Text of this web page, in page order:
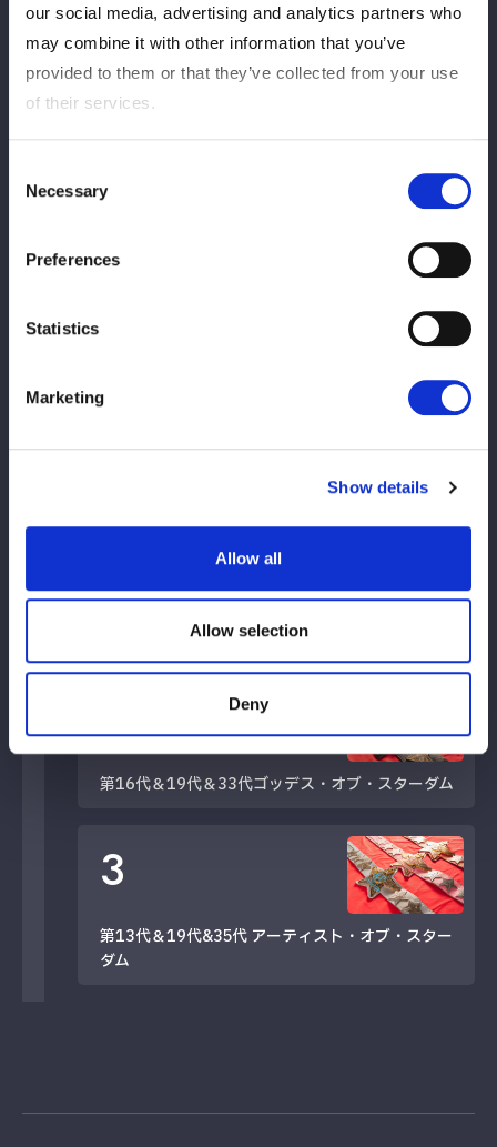
our social media, advertising and analytics partners who
may combine it with other information that you’ve
provided to them or that they’ve collected from your use
of their services.
Selection
Necessary
Preferences
Statistics
Marketing
Show details
Allow all
Allow selection
Deny
Career
来歴
ーし、複数団体を経て18年にスターダム入り。19年のシ
ンデレラ・トーナメントで準優勝の成績を残すと、同年7
21年末の退団後はGod's Eye所属としてスポット参戦を
も、防衛戦で裏切りH.A.T.E.に加入。25年11月にワンダ
Title History
第25代 ワンダー・オブ・スターダム
3
第16代＆19代＆33代ゴッデス・オブ・スターダム
3
第13代＆19代&35代 アーティスト・オブ・スター
ダム